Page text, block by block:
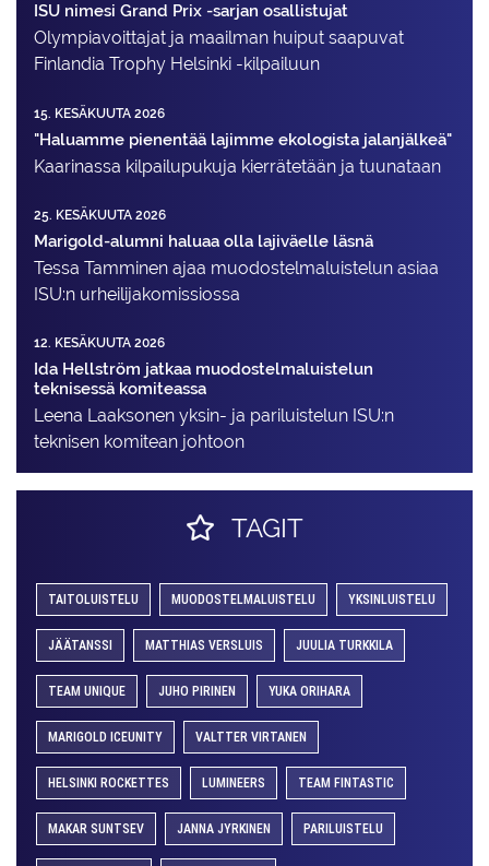
ISU nimesi Grand Prix -sarjan osallistujat
Olympiavoittajat ja maailman huiput saapuvat
Finlandia Trophy Helsinki -kilpailuun
15. KESÄKUUTA 2026
"Haluamme pienentää lajimme ekologista jalanjälkeä"
Kaarinassa kilpailupukuja kierrätetään ja tuunataan
25. KESÄKUUTA 2026
Marigold-alumni haluaa olla lajiväelle läsnä
Tessa Tamminen ajaa muodostelma­luistelun asiaa
ISU:n urheilija­komissiossa
12. KESÄKUUTA 2026
Ida Hellström jatkaa muodostelmaluistelun
teknisessä komiteassa
Leena Laaksonen yksin- ja pariluistelun ISU:n
teknisen komitean johtoon
TAGIT
TAITOLUISTELU MUODOSTELMALUISTELU YKSINLUISTELU
JÄÄTANSSI MATTHIAS VERSLUIS JUULIA TURKKILA
TEAM UNIQUE JUHO PIRINEN YUKA ORIHARA
MARIGOLD ICEUNITY VALTTER VIRTANEN
HELSINKI ROCKETTES LUMINEERS TEAM FINTASTIC
MAKAR SUNTSEV JANNA JYRKINEN PARILUISTELU